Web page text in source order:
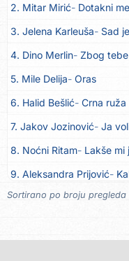
13. Bruno Krajcar Za nas
14. Tereza Kesovija Da li
15. Lidija Bačić Neka se
16. Karin Kuljanić Nisi
17. Tamara Brusić Nigdi
18. Tamara Brusić
19. Rusko Richie Bila si,
20. Rusko Richie Ti i ja
21. Azra Husarkić Ako
2. Mitar Mirić Dotakni me
3. Jelena Karleuša Sad
4. Dino Merlin Zbog tebe
5. Mile Delija Oras
6. Halid Bešlić Crna ruža
7. Jakov Jozinović Ja
8. Noćni Ritam Lakše mi
9. Aleksandra Prijović
10. Halid Bešlić Ljiljani
Sortirano po broju